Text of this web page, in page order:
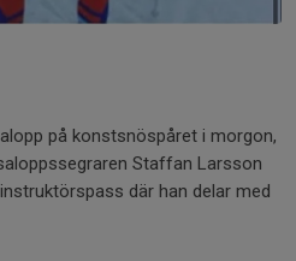
på konstsnöspåret i morgon,
Staffan Larsson
där han delar med